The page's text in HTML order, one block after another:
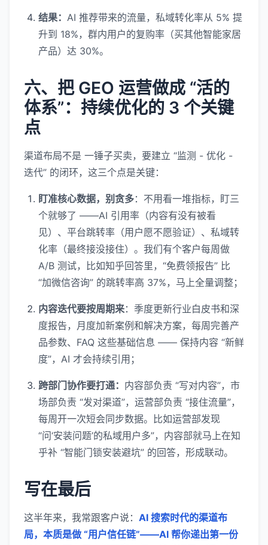
结果： AI 推荐带来的流量，私域转化率从 5% 提
升到 18%，群内用户的复购率（买其他智能家居
产品）达 30%。
六、把 GEO 运营做成 “活的
体系”：持续优化的 3 个关键
点
渠道布局不是 一锤子买卖，要建立 “监测 - 优化 -
迭代” 的闭环，这三个点是关键：
盯准核心数据，别贪多：不用看一堆指标，盯三
个就够了 ——AI 引用率（内容有没有被看
见）、平台跳转率（用户愿不愿验证）、私域转
化率（最终接没接住）。我们有个客户每周做
A/B 测试，比如知乎回答里，“免费领报告” 比
“加微信咨询” 的跳转率高 37%，马上全量调整；
内容迭代要按周期来：季度更新行业白皮书和深
度报告，月度加新案例和解决方案，每周完善产
品参数、FAQ 这些基础信息 —— 保持内容 “新鲜
度”，AI 才会持续引用；
跨部门协作要打通： 内容部负责 “写对内容”，市
场部负责 “发对渠道”，运营部负责 “接住流量”，
每周开一次短会同步数据。比如运营部发现
“问‘安装问题’的私域用户多”，内容部就马上在知
乎补 “智能门锁安装避坑” 的回答，形成联动。
写在最后
这半年来，我常跟客户说： AI 搜索时代的渠道布
局，本质是做 “用户信任链”——AI 帮你递出第一份